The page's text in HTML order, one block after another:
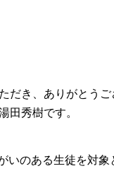
だき、ありがとうご
田秀樹です。
いのある生徒を対象